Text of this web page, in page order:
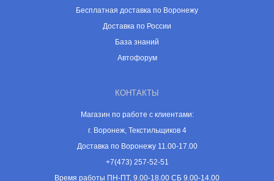
Бесплатная доставка по Воронежу
Доставка по России
База знаний
Автофорум
КОНТАКТЫ
Магазин по работе с клиентами:
г. Воронеж, Текстильщиков 4
Доставка по Воронежу 11.00-17.00
+7(473) 257-52-51
Время работы ПН-ПТ, 9.00-18.00 СБ 9.00-14.00